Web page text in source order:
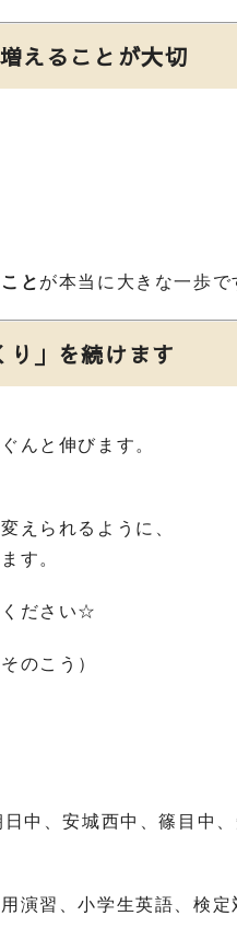
えることが大切
と が本当に大きな一歩で
り」を続けます
んと伸びます。
えられるように、
す。
ださい☆
のこう）
中、安城西中、篠目中
演習、小学生英語、検